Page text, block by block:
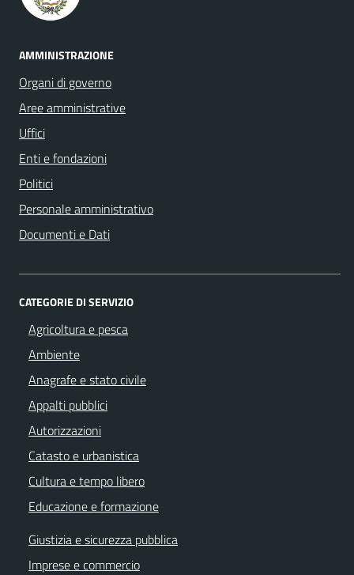
AMMINISTRAZIONE
Organi di governo
Aree amministrative
Uffici
Enti e fondazioni
Politici
Personale amministrativo
Documenti e Dati
CATEGORIE DI SERVIZIO
Agricoltura e pesca
Ambiente
Anagrafe e stato civile
Appalti pubblici
Autorizzazioni
Catasto e urbanistica
Cultura e tempo libero
Educazione e formazione
Giustizia e sicurezza pubblica
Imprese e commercio